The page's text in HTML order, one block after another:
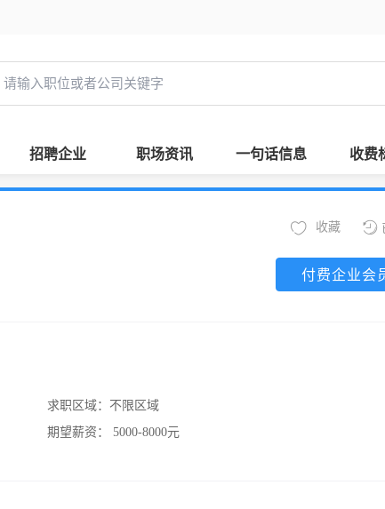
招聘企业 职场资讯 一句话信息 收费
收藏
付费企业会
求职区域： 不限区域
期望薪资：
5000-8000元